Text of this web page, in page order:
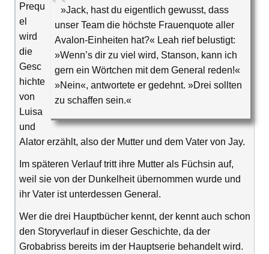
»Jack, hast du eigentlich gewusst, dass
unser Team die höchste Frauenquote aller
Avalon-Einheiten hat?« Leah rief belustigt:
»Wenn’s dir zu viel wird, Stanson, kann ich
gern ein Wörtchen mit dem General reden!«
»Nein«, antwortete er gedehnt. »Drei sollten
zu schaffen sein.«
Prequ
el
wird
die
Gesc
hichte
von
Luisa
und
Alator erzählt, also der Mutter und dem Vater von Jay.
Im späteren Verlauf tritt ihre Mutter als Füchsin auf,
weil sie von der Dunkelheit übernommen wurde und
ihr Vater ist unterdessen General.
Wer die drei Hauptbücher kennt, der kennt auch schon
den Storyverlauf in dieser Geschichte, da der
Grobabriss bereits im der Hauptserie behandelt wird.